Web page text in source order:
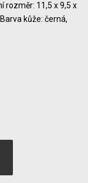
rozměr: 11,5 x 9,5 x
kůže: černá,